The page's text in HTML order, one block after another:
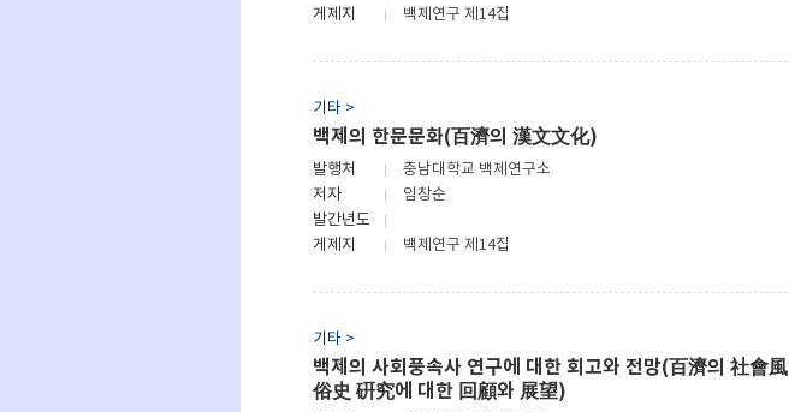
게제지
백제연구 제14집
기타 >
백제의 한문문화(百濟의 漢文文化)
발행처
충남대학교 백제연구소
저자
임창순
발간년도
게제지
백제연구 제14집
기타 >
백제의 사회풍속사 연구에 대한 회고와 전망(百濟의 社會風
俗史 硏究에 대한 回顧와 展望)